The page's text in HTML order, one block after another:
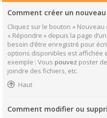
Comment créer un
Cliquez sur le bouton « Nouveau
« Répondre » depuis la page
besoin d’être enregistré pour
options disponibles est affichée
exemple : Vous pouvez poster
joindre des fichiers, etc.
Haut
Comment modifier ou